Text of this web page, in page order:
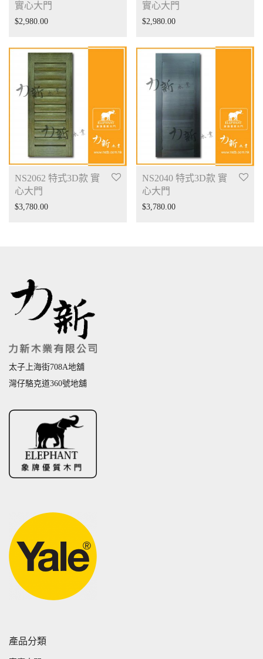
實心大門
$2,980.00
實心大門
$2,980.00
NS2062 特式3D款 實
心大門
$3,780.00
NS2040 特式3D款 實
心大門
$3,780.00
太子上海街708A地舖
灣仔駱克道360號地舖
產品分類